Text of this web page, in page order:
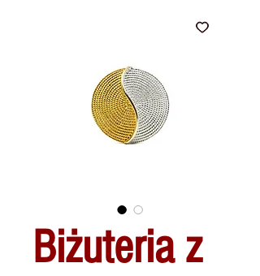
Biżuteria z